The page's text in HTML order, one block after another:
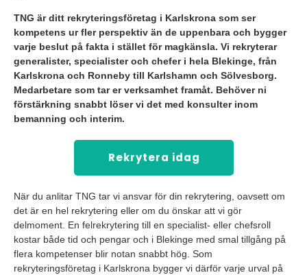
TNG är ditt rekryteringsföretag i Karlskrona som ser
kompetens ur fler perspektiv än de uppenbara och bygger
varje beslut på fakta i stället för magkänsla. Vi rekryterar
generalister, specialister och chefer i hela Blekinge, från
Karlskrona och Ronneby till Karlshamn och Sölvesborg.
Medarbetare som tar er verksamhet framåt. Behöver ni
förstärkning snabbt löser vi det med konsulter inom
bemanning och interim.
Rekrytera idag
När du anlitar TNG tar vi ansvar för din rekrytering, oavsett om
det är en hel rekrytering eller om du önskar att vi gör
delmoment. En felrekrytering till en specialist- eller chefsroll
kostar både tid och pengar och i Blekinge med smal tillgång på
flera kompetenser blir notan snabbt hög. Som
rekryteringsföretag i Karlskrona bygger vi därför varje urval på